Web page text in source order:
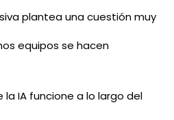
plantea una cuestión muy
equipos se hacen
IA funcione a lo largo del